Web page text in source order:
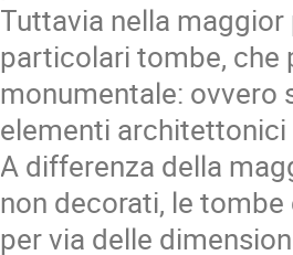
Tuttavia nella
particolari tombe,
monumentale: ovvero
elementi
A differenza della
non decorati, le
per via delle